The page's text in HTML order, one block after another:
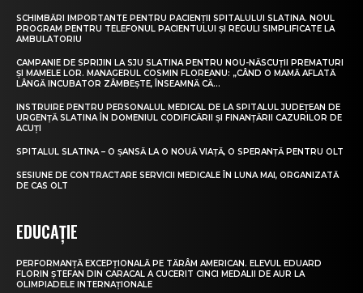
SCHIMBĂRI IMPORTANTE PENTRU PACIENȚII SPITALULUI SLATINA. NOUL
PROGRAM PENTRU TELEFONUL PACIENTULUI ȘI REGULI SIMPLIFICATE LA
AMBULATORIU
CAMPANIE DE SPRIJIN LA SJU SLATINA PENTRU NOU-NĂSCUȚII PREMATURI
ȘI MAMELE LOR. MANAGERUL COSMIN FLOREANU: „CÂND O MAMĂ AFLATĂ
LÂNGĂ INCUBATOR ZÂMBEȘTE, ÎNSEAMNĂ CĂ...
INSTRUIRE PENTRU PERSONALUL MEDICAL DE LA SPITALUL JUDEȚEAN DE
URGENȚĂ SLATINA ÎN DOMENIUL CODIFICĂRII ȘI FINANȚĂRII CAZURILOR DE
ACUȚI
SPITALUL SLATINA – O ȘANSĂ LA O NOUĂ VIAȚĂ, O SPERANȚĂ PENTRU OLT
SESIUNE DE CONTRACTARE SERVICII MEDICALE ÎN LUNA MAI, ORGANIZATĂ
DE CAS OLT
EDUCAȚIE
PERFORMANȚĂ EXCEPȚIONALĂ PE TĂRÂM AMERICAN. ELEVUL EDUARD
FLORIN ȘTEFAN DIN CARACAL A CUCERIT CINCI MEDALII DE AUR LA
OLIMPIADELE INTERNAȚIONALE